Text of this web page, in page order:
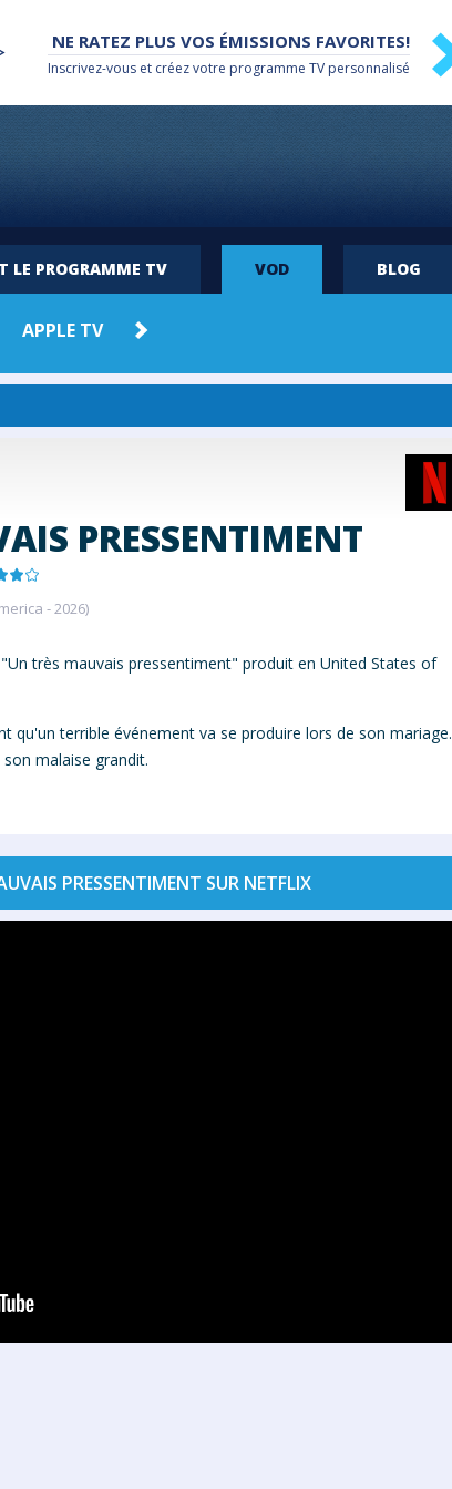
NE RATEZ PLUS VOS ÉMISSIONS FAVORITES!
Inscrivez-vous et créez votre programme TV personnalisé
LE PROGRAMME TV VOD BLOG
APPLE TV
PRESSENTIMENT
- 2026)
très mauvais pressentiment" produit en United States of
qu'un terrible événement va se produire lors de son mariage.
malaise grandit.
PRESSENTIMENT SUR NETFLIX